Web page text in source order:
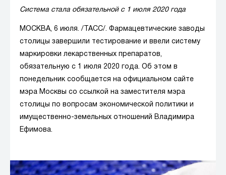
Система стала обязательной с 1 июля 2020 года
МОСКВА, 6 июля. /ТАСС/. Фармацевтические заводы
столицы завершили тестирование и ввели систему
маркировки лекарственных препаратов,
обязательную с 1 июля 2020 года. Об этом в
понедельник сообщается на официальном сайте
мэра Москвы со ссылкой на заместителя мэра
столицы по вопросам экономической политики и
имущественно-земельных отношений Владимира
Ефимова.